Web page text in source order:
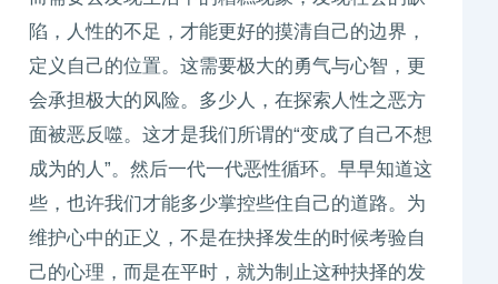
陷，人性的不足，才能更好的摸清自己的边界，
定义自己的位置。这需要极大的勇气与心智，更
会承担极大的风险。多少人，在探索人性之恶方
面被恶反噬。这才是我们所谓的“变成了自己不想
成为的人”。然后一代一代恶性循环。早早知道这
些，也许我们才能多少掌控些住自己的道路。为
维护心中的正义，不是在抉择发生的时候考验自
己的心理，而是在平时，就为制止这种抉择的发